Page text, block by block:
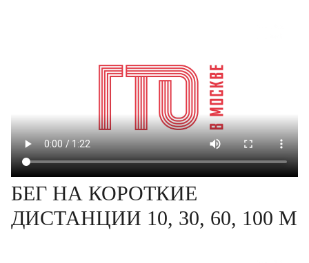
БЕГ НА КОРОТКИЕ
ДИСТАНЦИИ 10, 30, 60, 100 М